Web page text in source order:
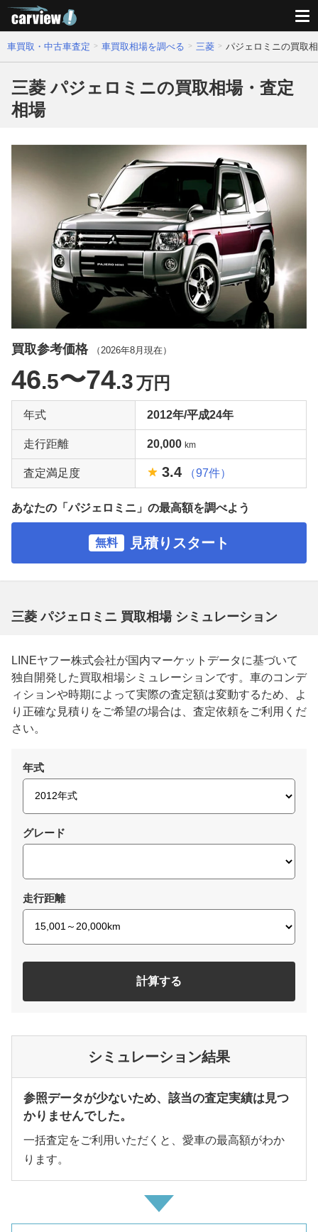
車買取・中古車査定 車買取相場を調べる 三菱 パジェロミニの買取
三菱 パジェロミニの買取相場・査定
相場
買取参考価格 （ 2026年8月 現在）
46.5〜74.3万円
年式 2012年/平成24年
走行距離 20,000 km
査定満足度 3.4 （97件）
あなたの「パジェロミニ」の最高額を調べよう
無料 見積りスタート
三菱 パジェロミニ 買取相場 シミュレーション
LINEヤフー株式会社が国内マーケットデータに基づいて
独自開発した買取相場シミュレーションです。車のコンデ
ィションや時期によって実際の査定額は変動するため、よ
り正確な見積りをご希望の場合は、査定依頼をご利用くだ
さい。
年式
グレード
走行距離
計算する
シミュレーション結果
参照データが少ないため、該当の査定実績は見つ
かりませんでした。
一括査定をご利用いただくと、愛車の最高額がわか
ります。